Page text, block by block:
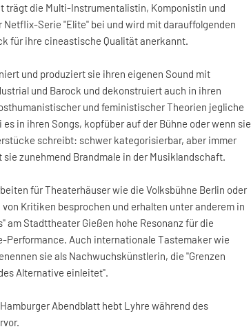
trägt die Multi-Instrumentalistin, Komponistin und
Serie "Elite" bei und wird mit darauffolgenden
für ihre cineastische Qualität anerkannt.
und produziert sie ihren eigenen Sound mit
und Barock und dekonstruiert auch in ihren
und feministischer Theorien jegliche
in ihren Songs, kopfüber auf der Bühne oder wenn sie
schreibt: schwer kategorisierbar, aber immer
zunehmend Brandmale in der Musiklandschaft.
für Theaterhäuser wie die Volksbühne Berlin oder
Kritiken besprochen und erhalten unter anderem in
am Stadttheater Gießen hohe Resonanz für die
Performance. Auch internationale Tastemaker wie
sie als Nachwuchskünstlerin, die "Grenzen
Alternative einleitet".
Abendblatt hebt Lyhre während des